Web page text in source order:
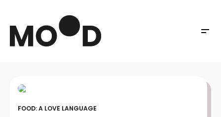
FOOD: A LOVE LANGUAGE